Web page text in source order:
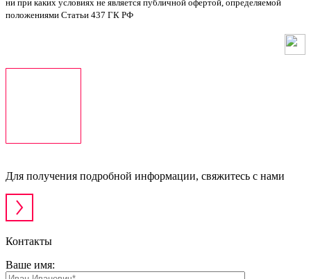
ни при каких условиях не является публичной офертой, определяемой
положениями Статьи 437 ГК РФ
Для получения подробной информации, свяжитесь с нами
Контакты
Ваше имя: